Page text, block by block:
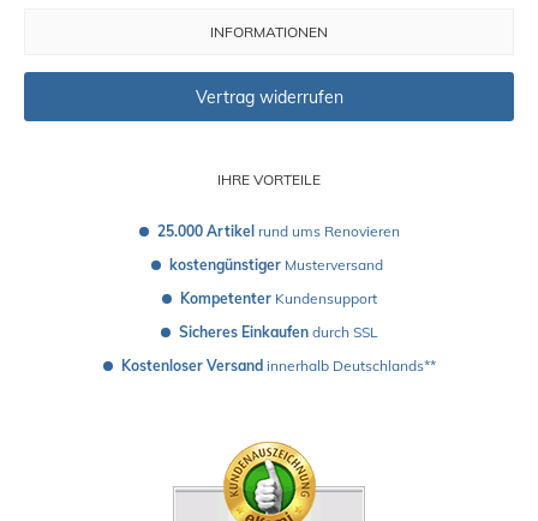
IHRE VORTEILE
25.000 Artikel rund ums Renovieren
kostengünstiger Musterversand
Kompetenter Kundensupport
Sicheres Einkaufen durch SSL
Kostenloser Versand innerhalb Deutschlands**
INFORMATIONEN
Vertrag widerrufen